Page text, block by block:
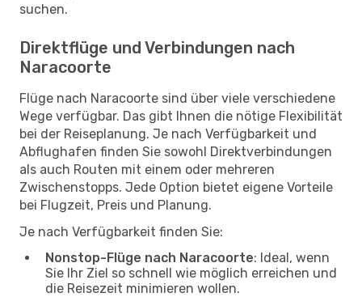
suchen.
Direktflüge und Verbindungen nach
Naracoorte
Flüge nach Naracoorte sind über viele verschiedene
Wege verfügbar. Das gibt Ihnen die nötige Flexibilität
bei der Reiseplanung. Je nach Verfügbarkeit und
Abflughafen finden Sie sowohl Direktverbindungen
als auch Routen mit einem oder mehreren
Zwischenstopps. Jede Option bietet eigene Vorteile
bei Flugzeit, Preis und Planung.
Je nach Verfügbarkeit finden Sie:
Nonstop-Flüge nach Naracoorte: Ideal, wenn
Sie Ihr Ziel so schnell wie möglich erreichen und
die Reisezeit minimieren wollen.